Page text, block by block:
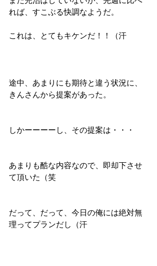
れば、すこぶる快調なようだ。
これは、とてもキケンだ！！（汗
途中、あまりにも期待と違う状況に、
きんさんから提案があった。
しかーーーーし、その提案は・・・
あまりも酷な内容なので、即却下させ
て頂いた（笑
だって、だって、今日の俺には絶対無
理ってプランだし（汗